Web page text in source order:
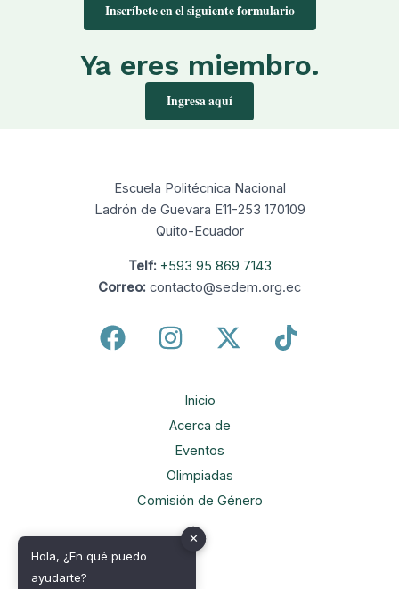
Inscríbete en el siguiente formulario
Ya eres miembro.
Ingresa aquí
Escuela Politécnica Nacional
Ladrón de Guevara E11-253 170109
Quito-Ecuador
Telf: +593 95 869 7143
Correo: contacto@sedem.org.ec
Inicio
Acerca de
Eventos
Olimpiadas
Comisión de Género
✕
Hola, ¿En qué puedo
ayudarte?